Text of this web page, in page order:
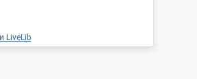
LiveLib